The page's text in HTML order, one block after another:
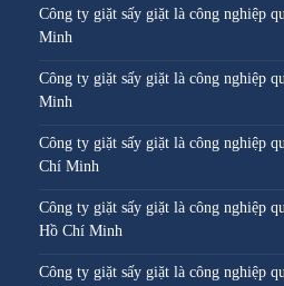
Công ty giặt sấy giặt là công nghiệp
Minh
Công ty giặt sấy giặt là công nghiệp
Minh
Công ty giặt sấy giặt là công nghiệp
Chí Minh
Công ty giặt sấy giặt là công nghiệp
Hồ Chí Minh
Công ty giặt sấy giặt là công nghiệp